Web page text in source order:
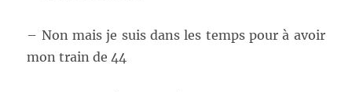
– Non mais je suis dans les temps pour à avoir
mon train de 44